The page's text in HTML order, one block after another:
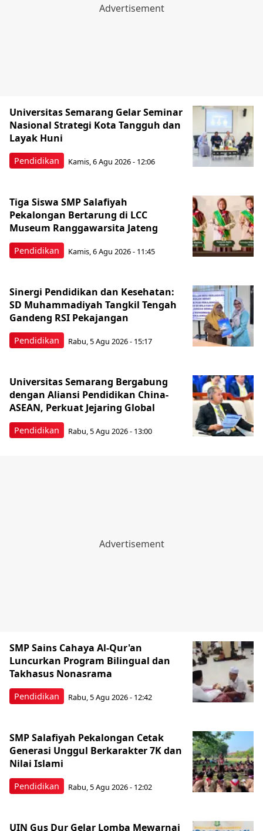
Pendidikan
Universitas Semarang Gelar Seminar
Nasional Strategi Kota Tangguh dan
Layak Huni
Kamis, 6 Agu 2026 - 12:06
Pendidikan
Tiga Siswa SMP Salafiyah
Pekalongan Bertarung di LCC
Museum Ranggawarsita Jateng
Kamis, 6 Agu 2026 - 11:45
Pendidikan
Sinergi Pendidikan dan Kesehatan:
SD Muhammadiyah Tangkil Tengah
Gandeng RSI Pekajangan
Rabu, 5 Agu 2026 - 15:17
Pendidikan
Universitas Semarang Bergabung
dengan Aliansi Pendidikan China-
ASEAN, Perkuat Jejaring Global
Rabu, 5 Agu 2026 - 13:00
Pendidikan
SMP Sains Cahaya Al-Qur'an
Luncurkan Program Bilingual dan
Takhasus Nonasrama
Rabu, 5 Agu 2026 - 12:42
Pendidikan
SMP Salafiyah Pekalongan Cetak
Generasi Unggul Berkarakter 7K dan
Nilai Islami
Rabu, 5 Agu 2026 - 12:02
UIN Gus Dur Gelar Lomba Mewarnai